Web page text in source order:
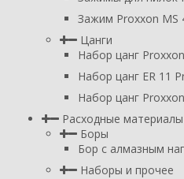
Зажим Proxxon MS
Цанги
Набор цанг
Набор цанг ER 11
Набор цанг
Расходные материалы
Боры
Бор с алмазным
Наборы и прочее